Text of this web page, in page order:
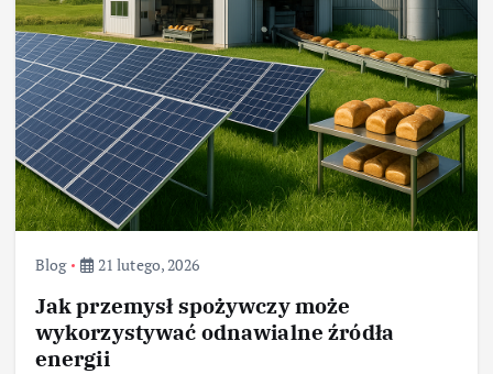
Blog 21 lutego, 2026
Jak przemysł spożywczy może
wykorzystywać odnawialne źródła
energii